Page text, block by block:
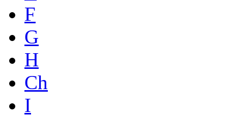
F
G
H
Ch
I